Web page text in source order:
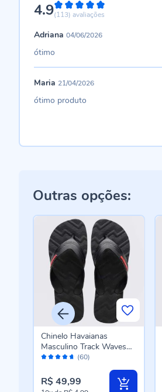
4.998%
(113) avaliações
Adriana 04/06/2026
ótimo
Maria 21/04/2026
ótimo produto
Outras opções:
Avaliação: (60)
Chinelo Havaianas
Masculino Track Waves
Preto
R$ 49,99